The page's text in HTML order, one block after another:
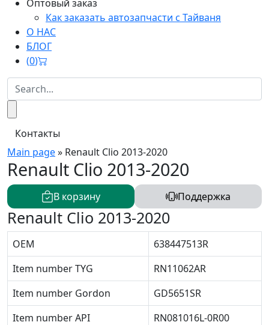
Оптовый заказ
Как заказать автозапчасти с Тайваня
О НАС
БЛОГ
(0)
Контакты
Main page» Renault Clio 2013-2020
Renault Clio 2013-2020
В корзину Поддержка
Renault Clio 2013-2020
OEM
638447513R
Item number TYG
RN11062AR
Item number Gordon
GD5651SR
Item number API
RN081016L-0R00